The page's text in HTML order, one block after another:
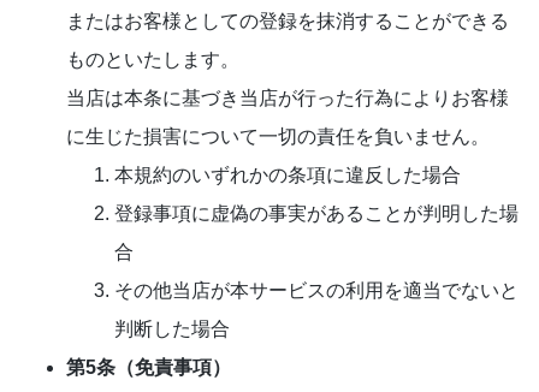
またはお客様としての登録を抹消することができる
ものといたします。
当店は本条に基づき当店が行った行為によりお客様
に生じた損害について一切の責任を負いません。
本規約のいずれかの条項に違反した場合
登録事項に虚偽の事実があることが判明した場
合
その他当店が本サービスの利用を適当でないと
判断した場合
第5条（免責事項）